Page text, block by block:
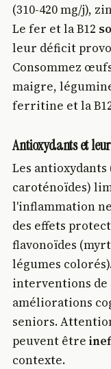
(310-420 mg/j),
Le fer et la B12
leur déficit
Consommez
maigre,
ferritine et la
Antioxydants et
Les
caroténoïdes)
l'inflammation
des effets
flavonoïdes
légumes
interventions de
améliorations
seniors.
peuvent être
contexte.